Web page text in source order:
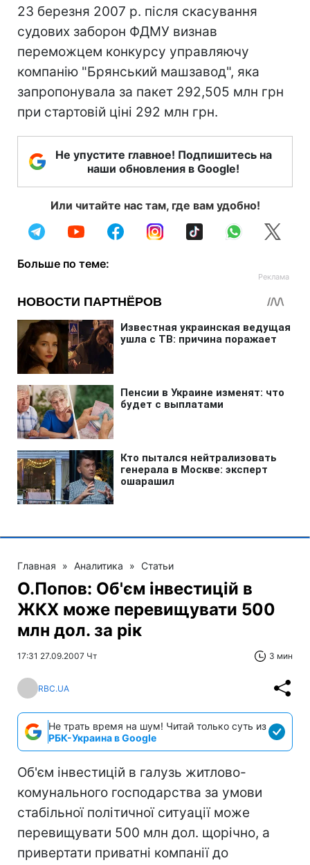
23 березня 2007 р. після скасування
судових заборон ФДМУ визнав
переможцем конкурсу управляючу
компанію "Брянський машзавод", яка
запропонувала за пакет 292,505 млн грн
при стартовій ціні 292 млн грн.
Не упустите главное! Подпишитесь на
наши обновления в Google!
Или читайте нас там, где вам удобно!
Больше по теме:
Главная » Аналитика » Статьи
О.Попов: Об'єм інвестицій в
ЖКХ може перевищувати 500
млн дол. за рік
17:31 27.09.2007 Чт 3 мин
RBC.UA
Не трать время на шум! Читай только суть из
РБК-Украина в Google
Об'єм інвестицій в галузь житлово-
комунального господарства за умови
стабільної політичної ситуації може
перевищувати 500 млн дол. щорічно, а
привертати приватні компанії до